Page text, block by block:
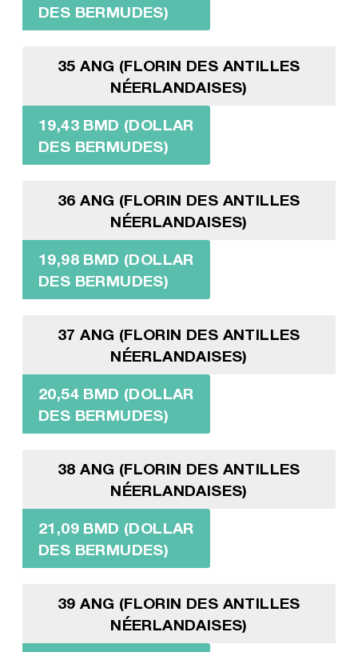
DES BERMUDES)
35 ANG (FLORIN DES ANTILLES
NÉERLANDAISES)
19,43 BMD (DOLLAR
DES BERMUDES)
36 ANG (FLORIN DES ANTILLES
NÉERLANDAISES)
19,98 BMD (DOLLAR
DES BERMUDES)
37 ANG (FLORIN DES ANTILLES
NÉERLANDAISES)
20,54 BMD (DOLLAR
DES BERMUDES)
38 ANG (FLORIN DES ANTILLES
NÉERLANDAISES)
21,09 BMD (DOLLAR
DES BERMUDES)
39 ANG (FLORIN DES ANTILLES
NÉERLANDAISES)